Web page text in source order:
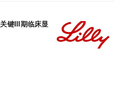
关键III期临床显著改善患者生活质量